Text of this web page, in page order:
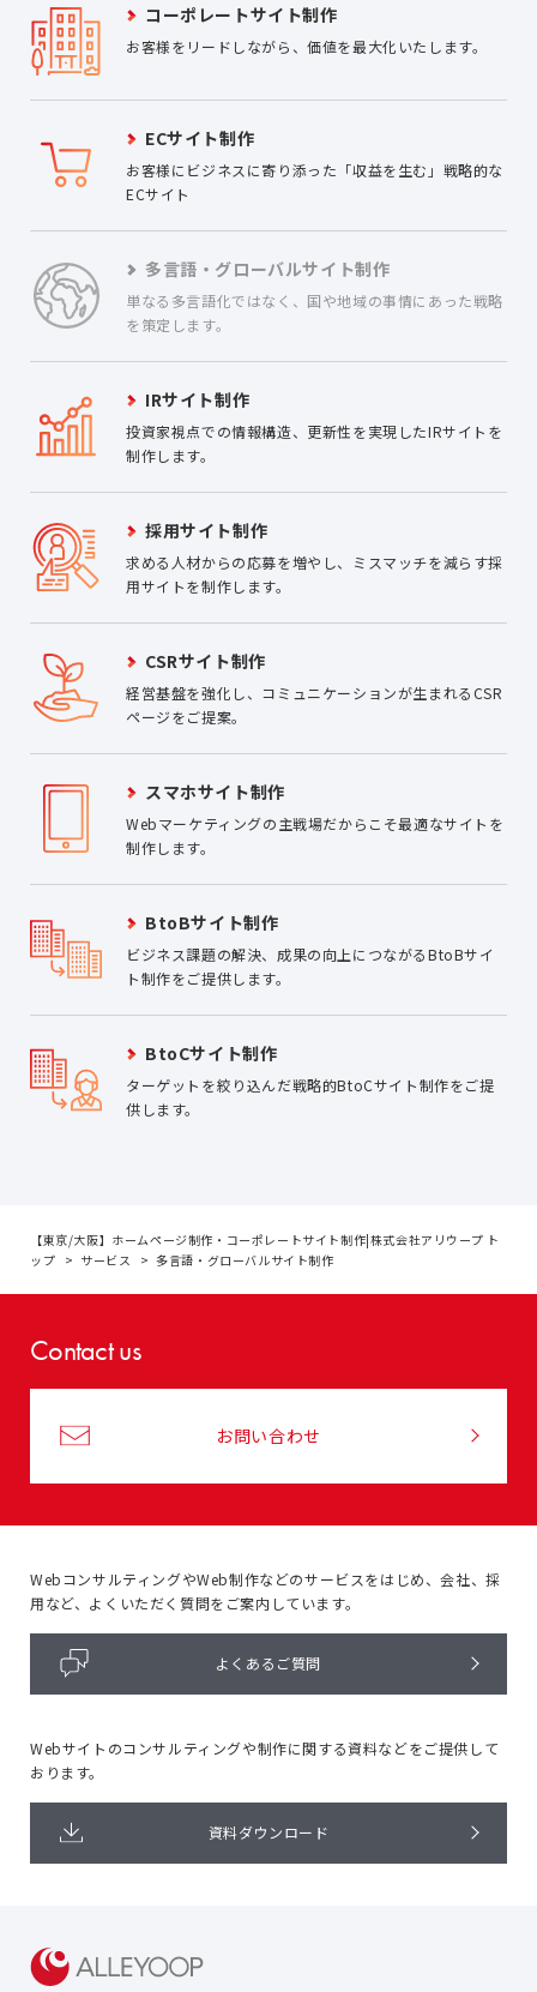
コーポレートサイト制作
お客様をリードしながら、価値を最大化いたします。
ECサイト制作
お客様にビジネスに寄り添った「収益を生む」戦略的な
ECサイト
多言語・グローバルサイト制作
単なる多言語化ではなく、国や地域の事情にあった戦略
を策定します。
IRサイト制作
投資家視点での情報構造、更新性を実現したIRサイトを
制作します。
採用サイト制作
求める人材からの応募を増やし、ミスマッチを減らす採
用サイトを制作します。
CSRサイト制作
経営基盤を強化し、コミュニケーションが生まれるCSR
ページをご提案。
スマホサイト制作
Webマーケティングの主戦場だからこそ最適なサイトを
制作します。
BtoBサイト制作
ビジネス課題の解決、成果の向上につながるBtoBサイ
ト制作をご提供します。
BtoCサイト制作
ターゲットを絞り込んだ戦略的BtoCサイト制作をご提
供します。
【東京/大阪】ホームページ制作・コーポレートサイト制作|株式会社アリウープ ト
ップ
サービス 多言語・グローバルサイト制作
Contact us
お問い合わせ
WebコンサルティングやWeb制作などのサービスをはじめ、会社、採
用など、よくいただく質問をご案内しています。
よくあるご質問
Webサイトのコンサルティングや制作に関する資料などをご提供して
おります。
資料ダウンロード